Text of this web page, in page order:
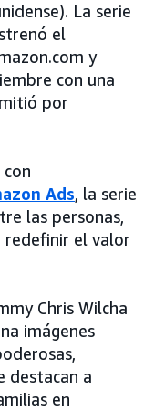
La serie
el
y
con una
por
Ads, la serie
las personas,
redefinir el valor
Chris Wilcha
imágenes
destacan a
en